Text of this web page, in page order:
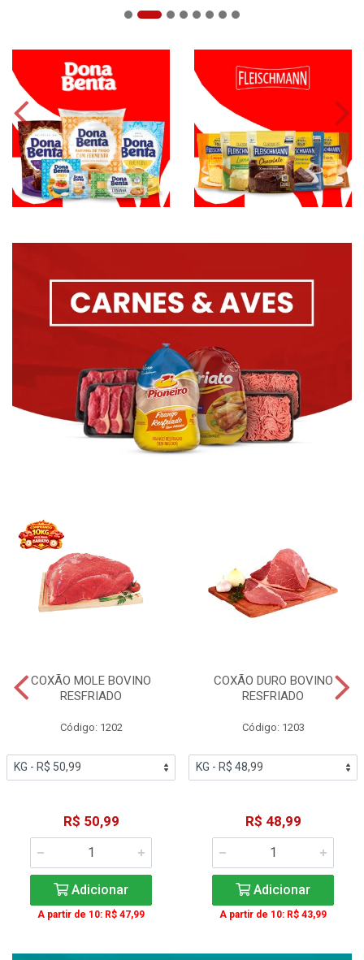
COXÃO MOLE BOVINO
RESFRIADO
Código: 1202
R$ 50,99
Adicionar
A partir de 10: R$ 47,99
COXÃO DURO BOVINO
RESFRIADO
Código: 1203
R$ 48,99
Adicionar
A partir de 10: R$ 43,99